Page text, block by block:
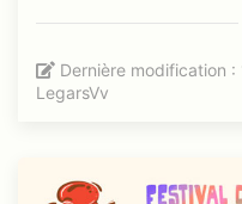
Dernière modification
LegarsVv